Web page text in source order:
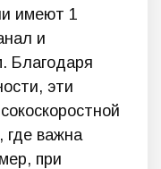
имеют 1
и
Благодаря
эти
где важна
при